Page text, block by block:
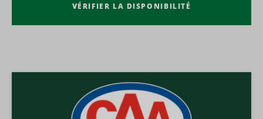
VÉRIFIER LA DISPONIBILITÉ